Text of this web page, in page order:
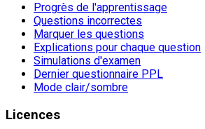
Progrès de l'apprentissage
Questions incorrectes
Marquer les questions
Explications pour chaque question
Simulations d'examen
Dernier questionnaire PPL
Mode clair/sombre
Licences